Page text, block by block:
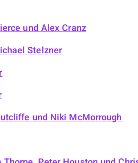
und Alex Cranz
Stelzner
und Niki McMorrough